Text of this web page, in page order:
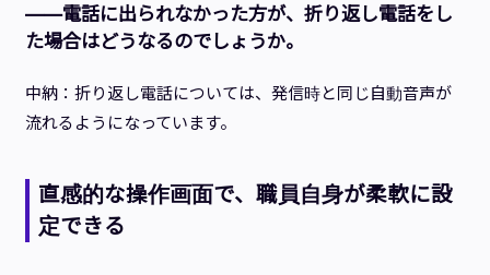
——電話に出られなかった方が、折り返し電話をし
た場合はどうなるのでしょうか。
中納：折り返し電話については、発信時と同じ自動音声が
流れるようになっています。
直感的な操作画面で、職員自身が柔軟に設
定できる